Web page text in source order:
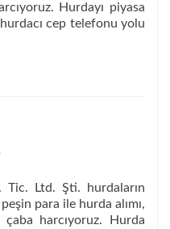
Hurdayı piyasa
hurdacı cep telefonu yolu
Tic. Ltd. Şti. hurdaların
para ile hurda alımı,
harcıyoruz. Hurda